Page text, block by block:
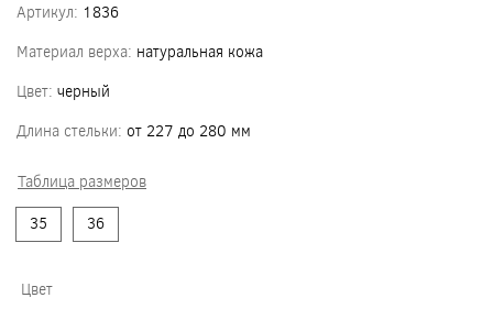
Артикул: 1836
Материал верха: натуральная кожа
Цвет: черный
Длина стельки: от 227 до 280 мм
Таблица размеров
35
36
Цвет